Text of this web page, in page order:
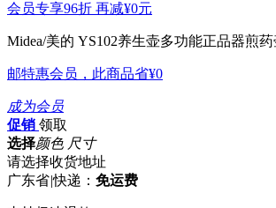
会员专享96折 再减¥0元
Midea/美的 YS102养生壶多功能正品器煎
邮特惠会员，此商品省¥0
成为会员
促销 领取
选择颜色 尺寸
请选择收货地址
广东省|快递： 免运费